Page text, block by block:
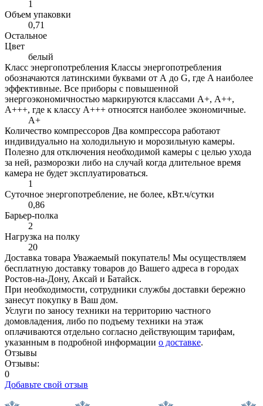
1
Объем упаковки
0,71
Остальное
Цвет
белый
Класс энергопотребления Классы энергопотребления
обозначаются латинскими буквами от А до G, где A наиболее
эффективные. Все приборы с повышенной
энергоэкономичностью маркируются классами A+, А++,
A+++, где к классу А+++ относятся наиболее экономичные.
A+
Количество компрессоров Два компрессора работают
индивидуально на холодильную и морозильную камеры.
Полезно для отключения необходимой камеры с целью ухода
за ней, разморозки либо на случай когда длительное время
камера не будет эксплуатироваться.
1
Суточное энергопотребление, не более, кВт.ч/сутки
0,86
Барьер-полка
2
Нагрузка на полку
20
Доставка товара Уважаемый покупатель! Мы осуществляем
бесплатную доставку товаров до Вашего адреса в городах
Ростов-на-Дону, Аксай и Батайск.
При необходимости, сотрудники службы доставки бережно
занесут покупку в Ваш дом.
Услуги по заносу техники на территорию частного
домовладения, либо по подъему техники на этаж
оплачиваются отдельно согласно действующим тарифам,
указанным в подробной информации о доставке.
Отзывы
Отзывы:
0
Добавьте свой отзыв